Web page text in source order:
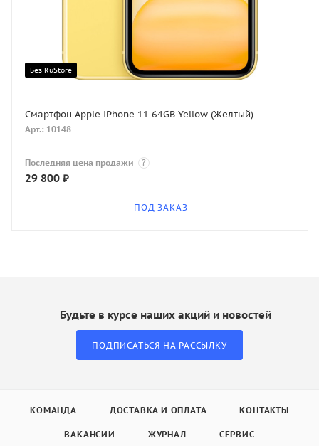
Без RuStore
Смартфон Apple iPhone 11 64GB Yellow (Желтый)
Арт.: 10148
Последняя цена продажи ?
29 800 ₽
ПОД ЗАКАЗ
Будьте в курсе наших акций и новостей
ПОДПИСАТЬСЯ НА РАССЫЛКУ
КОМАНДА ДОСТАВКА И ОПЛАТА КОНТАКТЫ
ВАКАНСИИ ЖУРНАЛ СЕРВИС